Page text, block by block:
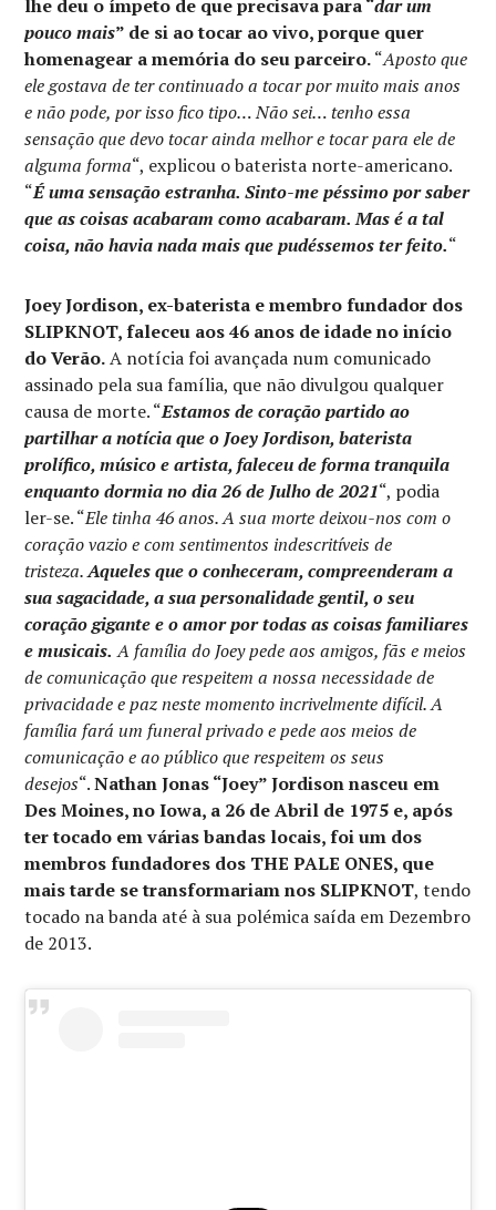
lhe deu o ímpeto de que precisava para “dar um
pouco mais” de si ao tocar ao vivo, porque quer
homenagear a memória do seu parceiro.“Aposto que
ele gostava de ter continuado a tocar por muito mais anos
e não pode, por isso fico tipo… Não sei… tenho essa
sensação que devo tocar ainda melhor e tocar para ele de
alguma forma“, explicou o baterista norte-americano.
“É uma sensação estranha. Sinto-me péssimo por saber
que as coisas acabaram como acabaram. Mas é a tal
coisa, não havia nada mais que pudéssemos ter feito.“
Joey Jordison, ex-baterista e membro fundador dos
SLIPKNOT, faleceu aos 46 anos de idade no início
do Verão.A notícia foi avançada num comunicado
assinado pela sua família, que não divulgou qualquer
causa de morte. “Estamos de coração partido ao
partilhar a notícia que o Joey Jordison, baterista
prolífico, músico e artista, faleceu de forma tranquila
enquanto dormia no dia 26 de Julho de 2021“, podia
ler-se. “Ele tinha 46 anos. A sua morte deixou-nos com o
coração vazio e com sentimentos indescritíveis de
tristeza.Aqueles que o conheceram, compreenderam a
sua sagacidade, a sua personalidade gentil, o seu
coração gigante e o amor por todas as coisas familiares
e musicais. A família do Joey pede aos amigos, fãs e meios
de comunicação que respeitem a nossa necessidade de
privacidade e paz neste momento incrivelmente difícil. A
família fará um funeral privado e pede aos meios de
comunicação e ao público que respeitem os seus
desejos“.Nathan Jonas “Joey” Jordison nasceu em
Des Moines, no Iowa, a 26 de Abril de 1975 e, após
ter tocado em várias bandas locais, foi um dos
membros fundadores dos THE PALE ONES, que
mais tarde se transformariam nos SLIPKNOT, tendo
tocado na banda até à sua polémica saída em Dezembro
de 2013.